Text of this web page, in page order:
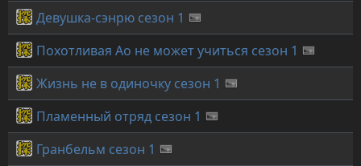
Девушка-сэнрю сезон 1
Похотливая Ао не может учиться сезон 1
Жизнь не в одиночку сезон 1
Пламенный отряд сезон 1
Гранбельм сезон 1